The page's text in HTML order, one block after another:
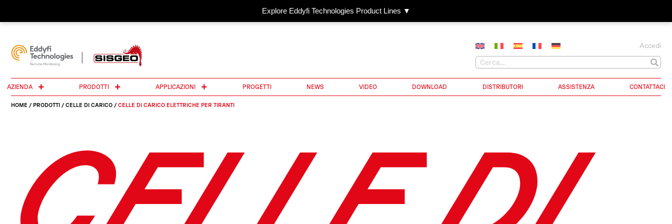
Explore Eddyfi Technologies Product Lines ▼
Accedi
AZIENDA PRODOTTI APPLICAZIONI PROGETTI NEWS VIDEO DOWNLOAD DISTRIBUTORI ASSISTENZA CONTATTACI
HOME / PRODOTTI / CELLE DI CARICO / CELLE DI CARICO ELETTRICHE PER TIRANTI